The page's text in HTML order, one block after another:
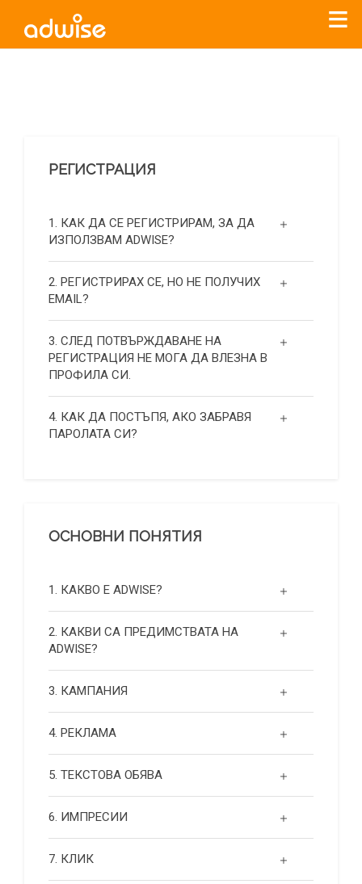
РЕГИСТРАЦИЯ
1. КАК ДА СЕ РЕГИСТРИРАМ, ЗА ДА
ИЗПОЛЗВАМ ADWISE?
2. РЕГИСТРИРАХ СЕ, НО НЕ ПОЛУЧИХ
EMAIL?
3. СЛЕД ПОТВЪРЖДАВАНЕ НА
РЕГИСТРАЦИЯ НЕ МОГА ДА ВЛЕЗНА В
ПРОФИЛА СИ.
4. КАК ДА ПОСТЪПЯ, АКО ЗАБРАВЯ
ПАРОЛАТА СИ?
ОСНОВНИ ПОНЯТИЯ
1. КАКВО Е ADWISE?
2. КАКВИ СА ПРЕДИМСТВАТА НА
ADWISE?
3. КАМПАНИЯ
4. РЕКЛАМА
5. ТЕКСТОВА ОБЯВА
6. ИМПРЕСИИ
7. КЛИК